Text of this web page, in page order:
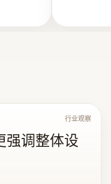
行业观察
强调整体设